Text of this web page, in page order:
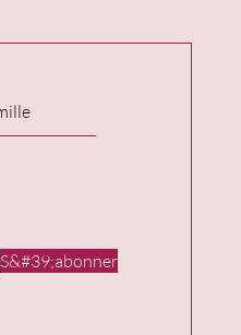
S&#39;abonner